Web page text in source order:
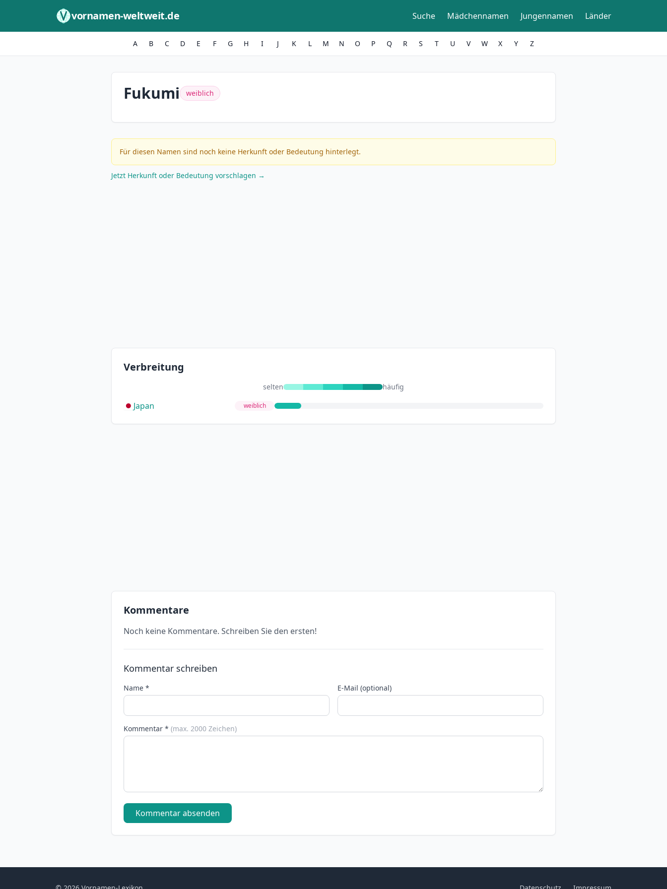
vornamen-weltweit.de Suche Mädchennamen Jungennamen Länder
A B C D E F G H I J K L M N O P Q R S T U V W X Y Z
Fukumi weiblich
Für diesen Namen sind noch keine Herkunft oder Bedeutung hinterlegt.
Jetzt Herkunft oder Bedeutung vorschlagen →
Verbreitung
selten häufig
Japan weiblich
Kommentare
Noch keine Kommentare. Schreiben Sie den ersten!
Kommentar schreiben
Name * E-Mail (optional)
Kommentar * (max. 2000 Zeichen)
Kommentar absenden